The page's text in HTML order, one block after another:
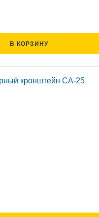
В КОРЗИНУ